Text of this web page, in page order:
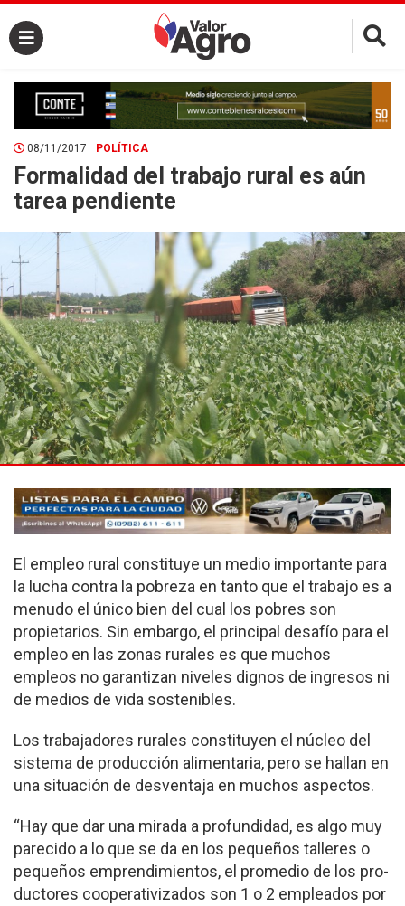
×
08/11/2017 POLÍTICA
Formalidad del trabajo rural es aún
tarea pendiente
El empleo rural consti­tuye un medio importante para
la lucha contra la po­breza en tanto que el tra­bajo es a
menudo el único bien del cual los pobres son
propietarios. Sin embargo, el principal desafío para el
empleo en las zonas rura­les es que muchos
empleos no garantizan niveles dig­nos de ingresos ni
de me­dios de vida sostenibles.
Los trabajadores rurales constituyen el núcleo del
sistema de producción ali­mentaria, pero se hallan en
una situación de des­ventaja en muchos aspec­tos.
“Hay que dar una mirada a profundidad, es algo muy
parecido a lo que se da en los pequeños talleres o
pe­queños emprendimientos, el promedio de los pro­
ductores cooperativizados son 1 o 2 empleados por